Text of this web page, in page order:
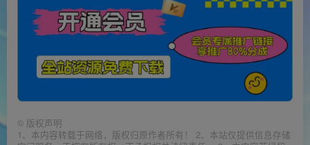
© 版权声明
1、本内容转载于网络，版权归原作者所有！ 2、本站仅提供信息存储